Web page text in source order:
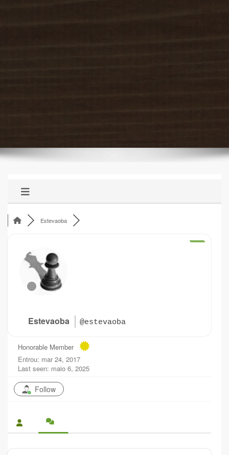
Estevaoba
Estevaoba @estevaoba
Honorable Member
Entrou: mar 24, 2017
Last seen: maio 6, 2025
Follow